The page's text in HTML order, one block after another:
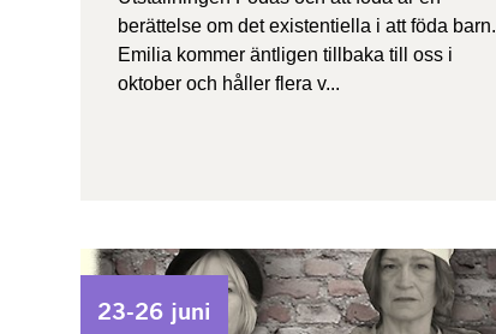
berättelse om det existentiella i att föda barn.
Emilia kommer äntligen tillbaka till oss i
oktober och håller flera v...
23-26 juni